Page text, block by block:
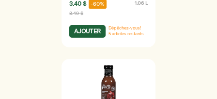
3.40 $ -60% 1.06 L
8.49 $
AJOUTER
Dépêchez-vous!
5 articles restants